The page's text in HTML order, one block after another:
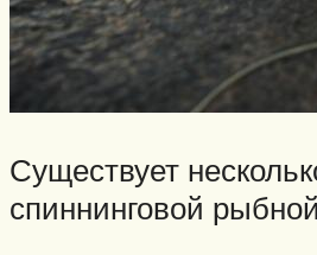
Существует
спиннинговой